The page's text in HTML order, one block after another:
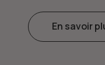
En savoir